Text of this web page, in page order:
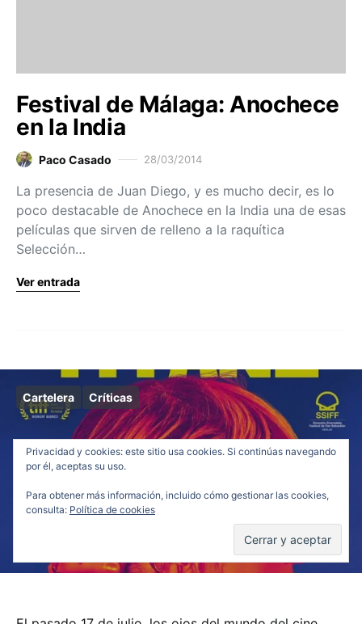
Festival de Málaga: Anochece
en la India
Paco Casado 28/03/2014
La presencia de Juan Diego, y es mucho decir, es lo
poco destacable de Anochece en la India una de esas
películas que sirven de relleno a la raquítica
Selección…
Ver entrada
Cartelera Críticas
Titane, la nueva carne
pierde aceite
Privacidad y cookies: este sitio usa cookies. Si continúas navegando
por él, aceptas su uso.
Para obtener más información, incluido cómo gestionar las cookies,
consulta: Política de cookies